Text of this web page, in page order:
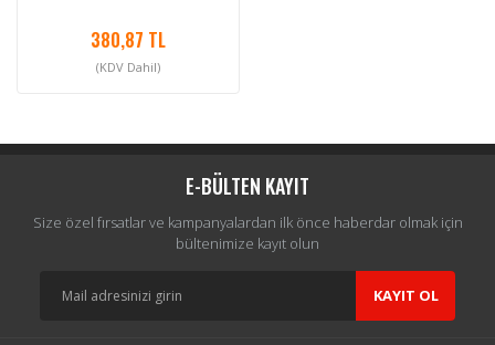
380,87 TL
(KDV Dahil)
E-BÜLTEN KAYIT
Size özel fırsatlar ve kampanyalardan ilk önce haberdar olmak için
bültenimize kayıt olun
KAYIT OL